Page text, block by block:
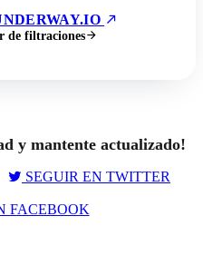
de filtraciones
y mantente actualizado!
SEGUIR EN TWITTER
FACEBOOK